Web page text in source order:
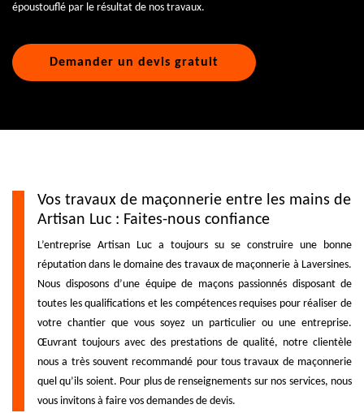
époustouflé par le résultat de nos travaux.
Demander un devis gratuit
Vos travaux de maçonnerie entre les mains de
Artisan Luc : Faites-nous confiance
L’entreprise Artisan Luc a toujours su se construire une bonne
réputation dans le domaine des travaux de maçonnerie à Laversines.
Nous disposons d’une équipe de maçons passionnés disposant de
toutes les qualifications et les compétences requises pour réaliser de
votre chantier que vous soyez un particulier ou une entreprise.
Œuvrant toujours avec des prestations de qualité, notre clientèle
nous a très souvent recommandé pour tous travaux de maçonnerie
quel qu’ils soient. Pour plus de renseignements sur nos services, nous
vous invitons à faire vos demandes de devis.